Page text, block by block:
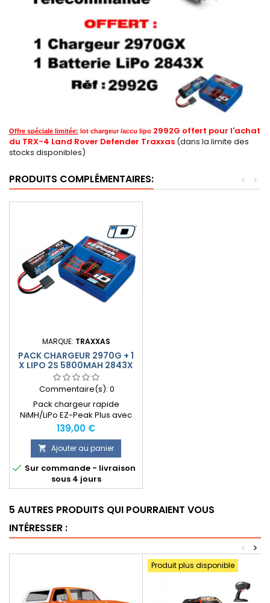
Offre spéciale limitée: lot chargeur /accu lipo 2992G offert pour l'achat
du TRX-4 Land Rover Defender Traxxas (dans la limite des
stocks disponibles)
PRODUITS COMPLÉMENTAIRES: >
<
MARQUE: TRAXXAS
PACK CHARGEUR 2970G + 1
X LIPO 2S 5800MAH 2843X
PRISE TRAXXAS
Commentaire(s): 0
Pack chargeur rapide
NiMH/LiPo EZ-Peak Plus avec
identification de batterie
automatique
Prix
139,00 €
 Ajouter au panier
 Sur commande - livraison
sous 4 jours
5 AUTRES PRODUITS QUI POURRAIENT VOUS
INTÉRESSER :
>
<
Produit plus disponible